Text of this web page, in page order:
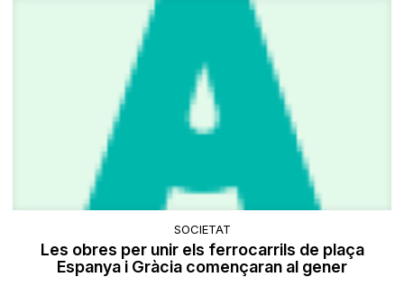
SOCIETAT
Les obres per unir els ferrocarrils de plaça
Espanya i Gràcia començaran al gener